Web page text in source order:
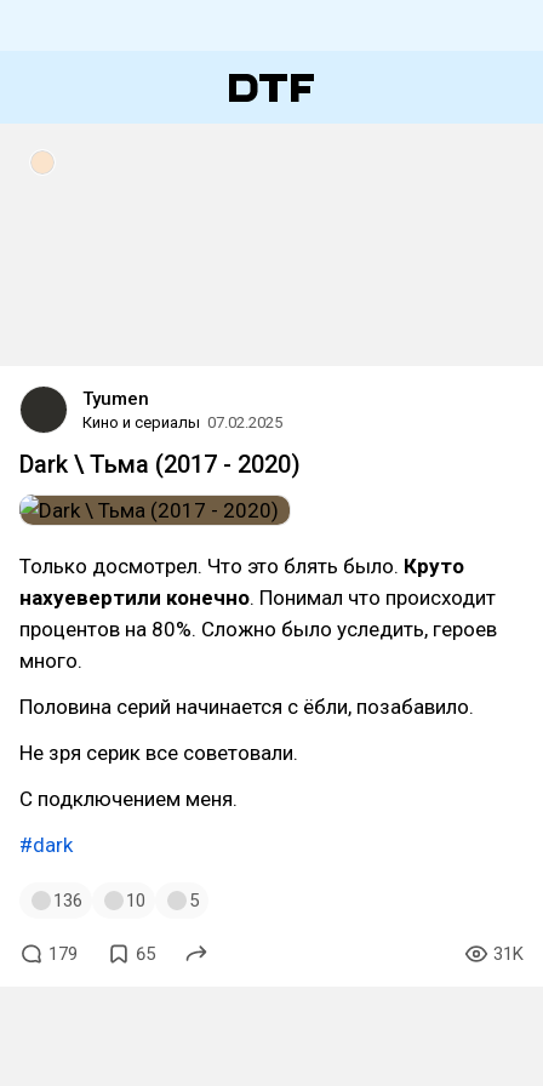
Tyumen
Кино и сериалы 07.02.2025
Dark \ Тьма (2017 - 2020)
Только досмотрел. Что это блять было. Круто
нахуевертили конечно. Понимал что происходит
процентов на 80%. Сложно было уследить, героев
много.
Половина серий начинается с ёбли, позабавило.
Не зря серик все советовали.
С подключением меня.
#dark
136 10 5
179 65 31K